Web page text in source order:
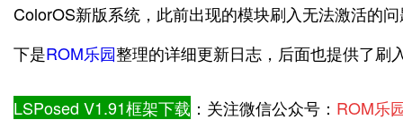
ColorOS新版系统，此前出现的模块刷入无法激活的
下是ROM乐园整理的详细更新日志，后面也提供了刷
LSPosed V1.91框架下载 ：关注微信公众号： ROM乐